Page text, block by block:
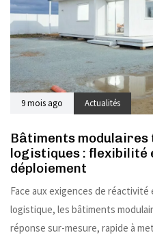
9 mois ago Actualités
Bâtiments
logistiques : flexibilité
déploiement
Face aux exigences de
logistique, les bâtiments
réponse sur-mesure, rapide à